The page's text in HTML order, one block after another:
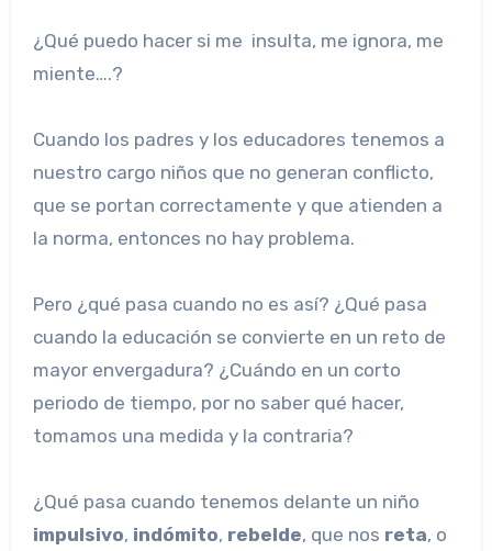
¿Qué puedo hacer si me insulta, me ignora, me
miente….?
Cuando los padres y los educadores tenemos a
nuestro cargo niños que no generan conflicto,
que se portan correctamente y que atienden a
la norma, entonces no hay problema.
Pero ¿qué pasa cuando no es así? ¿Qué pasa
cuando la educación se convierte en un reto de
mayor envergadura? ¿Cuándo en un corto
periodo de tiempo, por no saber qué hacer,
tomamos una medida y la contraria?
¿Qué pasa cuando tenemos delante un niño
impulsivo, indómito, rebelde, que nos reta, o